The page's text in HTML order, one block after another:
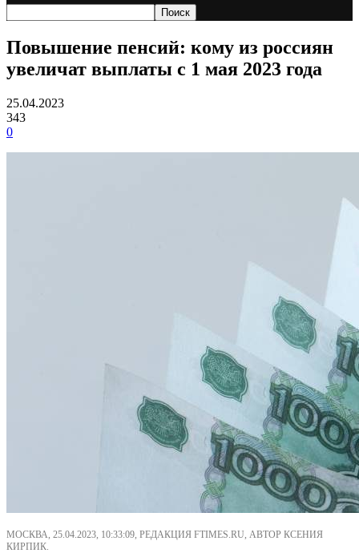
Повышение пенсий: кому из россиян
увеличат выплаты с 1 мая 2023 года
25.04.2023
343
0
МОСКВА, 25.04.2023, 10:33:09, РЕДАКЦИЯ FTIMES.RU, АВТОР КСЕНИЯ
КИРПИК.